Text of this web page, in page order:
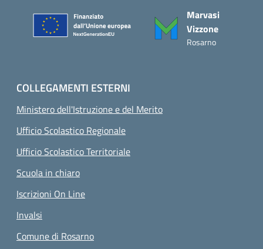
Marvasi
Vizzone
Rosarno
COLLEGAMENTI ESTERNI
Ministero dell'Istruzione e del Merito
Ufficio Scolastico Regionale
Ufficio Scolastico Territoriale
Scuola in chiaro
Iscrizioni On Line
Invalsi
Comune di Rosarno